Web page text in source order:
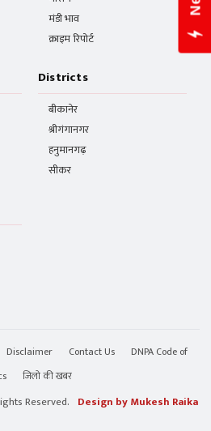
मंडी भाव
क्राइम रिपोर्ट
Districts
बीकानेर
श्रीगंगानगर
हनुमानगढ़
सीकर
Disclaimer Contact Us
DNPA Code of
जिलो की खबर
Reserved. Design by Mukesh Raika